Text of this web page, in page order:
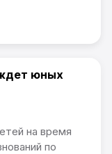
юных
на время
по